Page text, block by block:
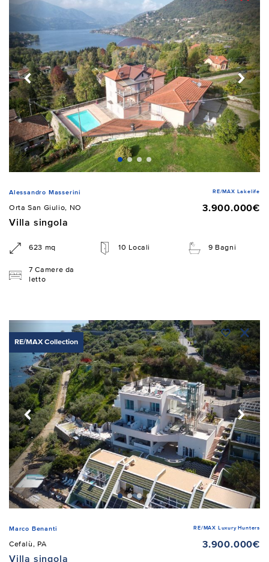
Alessandro Masserini RE/MAX Lakelife
Orta San Giulio, NO
3.900.000€
Villa singola
623 mq 10 Locali 9 Bagni
7 Camere da
letto
RE/MAX Collection
Marco Benanti RE/MAX Luxury Hunters
Cefalù, PA
3.900.000€
Villa singola